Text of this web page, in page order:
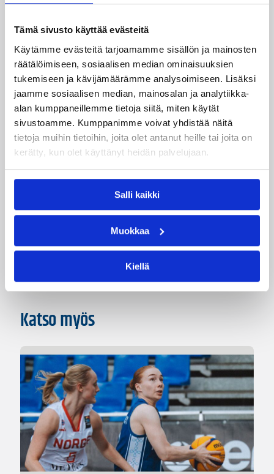
Tämä sivusto käyttää evästeitä
Käytämme evästeitä tarjoamamme sisällön ja mainosten
räätälöimiseen, sosiaalisen median ominaisuuksien
tukemiseen ja kävijämäärämme analysoimiseen. Lisäksi
jaamme sosiaalisen median, mainosalan ja analytiikka-
alan kumppaneillemme tietoja siitä, miten käytät
sivustoamme. Kumppanimme voivat yhdistää näitä
tietoja muihin tietoihin, joita olet antanut heille tai joita on
kerätty, kun olet käyttänyt heidän palvelujaan.
Salli kaikki
Muokkaa
Kiellä
Markku Larkio
Markus Hemdahl
Martti Kuisma
Maurizio Pratesi
Mikko Noopila
Pasi Riihelä
Roope Mäkelä
Sami Laaksonen
Teemu Laine
Teemu Rannikko
Tom Gustafsson
Toni Ilmonen
Tuukka Kotti
Kategoriat
Maajoukkueet
Maaottelu Susijengi
Katso myös